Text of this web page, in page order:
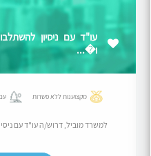
עו"ד עם ניסיון
ו�...
מקצוענות ללא פשרות
למשרד מוביל, דרוש/ה עו"ד עם